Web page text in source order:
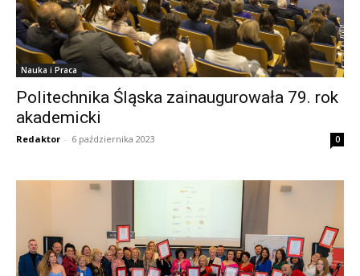
Nauka i Praca
Politechnika Śląska zainaugurowała 79. rok
akademicki
Redaktor - 6 października 2023 0